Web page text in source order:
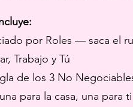
por Roles — saca el
Trabajo y Tú
de los 3 No
para la casa, una para ti